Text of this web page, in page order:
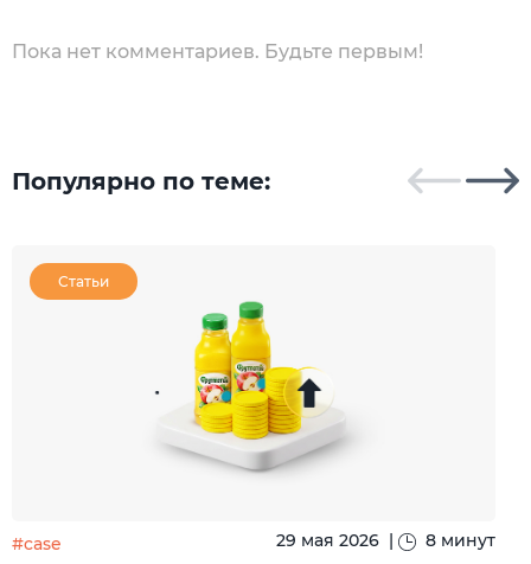
Пока нет комментариев. Будьте первым!
Популярно по теме:
Статьи
#case 29 мая 2026 | 8 минут